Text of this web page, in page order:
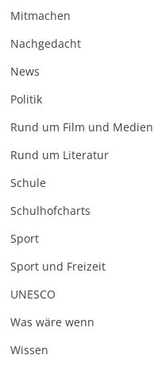
Mitmachen
Nachgedacht
News
Politik
Rund um Film und Medien
Rund um Literatur
Schule
Schulhofcharts
Sport
Sport und Freizeit
UNESCO
Was wäre wenn
Wissen